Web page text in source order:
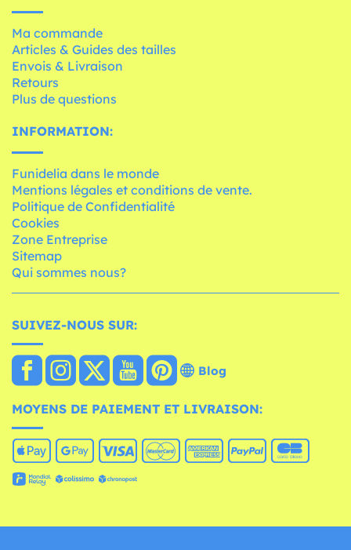
Ma commande
Articles & Guides des tailles
Envois & Livraison
Retours
Plus de questions
INFORMATION:
Funidelia dans le monde
Mentions légales et conditions de vente.
Politique de Confidentialité
Cookies
Zone Entreprise
Sitemap
Qui sommes nous?
SUIVEZ-NOUS SUR:
Blog
MOYENS DE PAIEMENT ET LIVRAISON: